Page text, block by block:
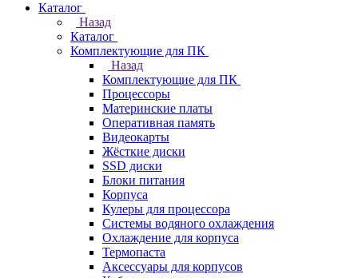
Каталог
Назад
Каталог
Комплектующие для ПК
Назад
Комплектующие для ПК
Процессоры
Материнские платы
Оперативная память
Видеокарты
Жёсткие диски
SSD диски
Блоки питания
Корпуса
Кулеры для процессора
Системы водяного охлаждения
Охлаждение для корпуса
Термопаста
Аксессуары для корпусов